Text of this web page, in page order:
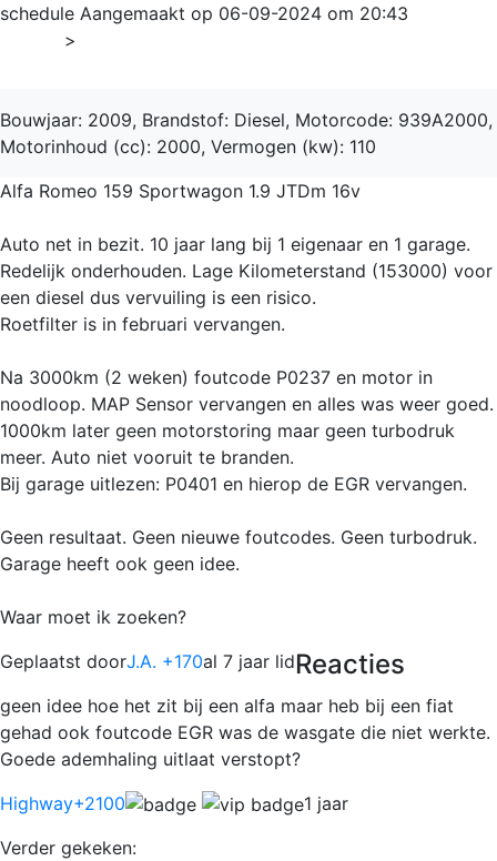
schedule Aangemaakt op 06-09-2024 om 20:43
>
Bouwjaar: 2009, Brandstof: Diesel, Motorcode: 939A2000,
Motorinhoud (cc): 2000, Vermogen (kw): 110
Alfa Romeo 159 Sportwagon 1.9 JTDm 16v
Auto net in bezit. 10 jaar lang bij 1 eigenaar en 1 garage.
Redelijk onderhouden. Lage Kilometerstand (153000) voor
een diesel dus vervuiling is een risico.
Roetfilter is in februari vervangen.
Na 3000km (2 weken) foutcode P0237 en motor in
noodloop. MAP Sensor vervangen en alles was weer goed.
1000km later geen motorstoring maar geen turbodruk
meer. Auto niet vooruit te branden.
Bij garage uitlezen: P0401 en hierop de EGR vervangen.
Geen resultaat. Geen nieuwe foutcodes. Geen turbodruk.
Garage heeft ook geen idee.
Waar moet ik zoeken?
Geplaatst doorJ.A. +170al 7 jaar lidReacties
geen idee hoe het zit bij een alfa maar heb bij een fiat
gehad ook foutcode EGR was de wasgate die niet werkte.
Goede ademhaling uitlaat verstopt?
Highway+2100
1 jaar
Verder gekeken: